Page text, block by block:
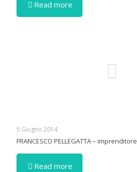
Read more
5 Giugno 2014
FRANCESCO PELLEGATTA – imprenditore
Read more